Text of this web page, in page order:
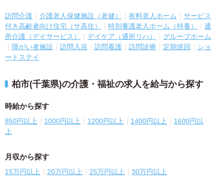
訪問介護 介護老人保健施設（老健） 有料老人ホーム
サービス
付き高齢者向け住宅（サ高住）
特別養護老人ホーム（特養）
通
所介護（デイサービス）
デイケア（通所リハ）
グループホーム
障がい者施設
訪問入浴 訪問看護 訪問診療 定期巡回
ショ
ートステイ
柏市(千葉県)の介護・福祉の求人を給与から探す
時給から探す
850円以上 1000円以上 1200円以上 1400円以上
1600円以
上
月収から探す
15万円以上 20万円以上 25万円以上 30万円以上